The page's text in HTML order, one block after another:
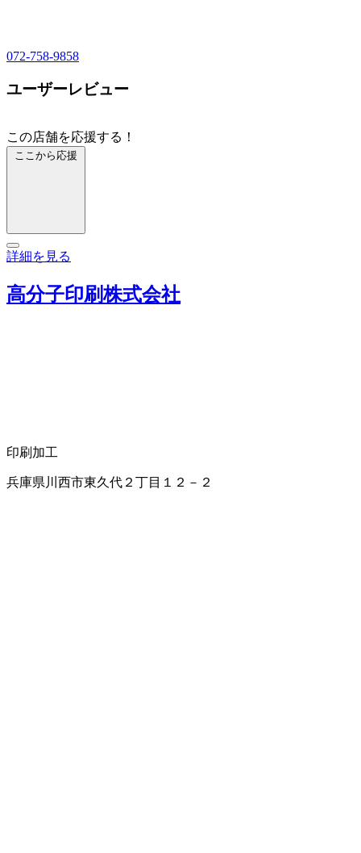
072-758-9858
ユーザーレビュー
この店舗を応援する！
ここから応援
詳細を見る
高分子印刷株式会社
印刷加工
兵庫県川西市東久代２丁目１２－２